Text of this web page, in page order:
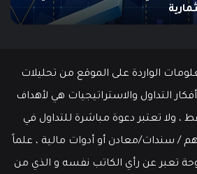
الواردة على الموقع من تحليلات
التداول والاستراتيجيات هي لأهداف
، ولا تعتبر دعوة مباشرة للتداول في
/ سندات/معادن أو أدوات مالية ، علماً
تعبر عن رأي الكاتب نفسه و الذي من